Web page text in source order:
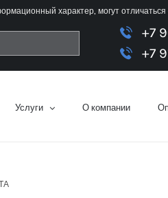
характер, могут
+7
+7
Услуги О компании